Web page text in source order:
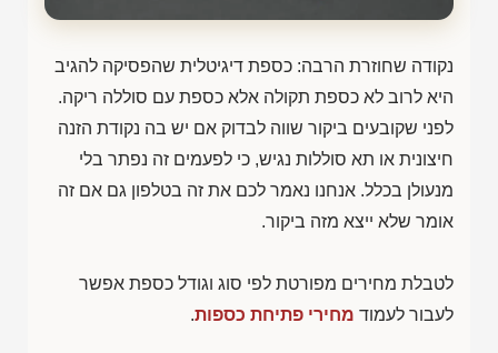
נקודה שחוזרת הרבה: כספת דיגיטלית שהפסיקה להגיב
היא לרוב לא כספת תקולה אלא כספת עם סוללה ריקה.
לפני שקובעים ביקור שווה לבדוק אם יש בה נקודת הזנה
חיצונית או תא סוללות נגיש, כי לפעמים זה נפתר בלי
מנעולן בכלל. אנחנו נאמר לכם את זה בטלפון גם אם זה
אומר שלא ייצא מזה ביקור.
לטבלת מחירים מפורטת לפי סוג וגודל כספת אפשר
לעבור לעמוד מחירי פתיחת כספות.